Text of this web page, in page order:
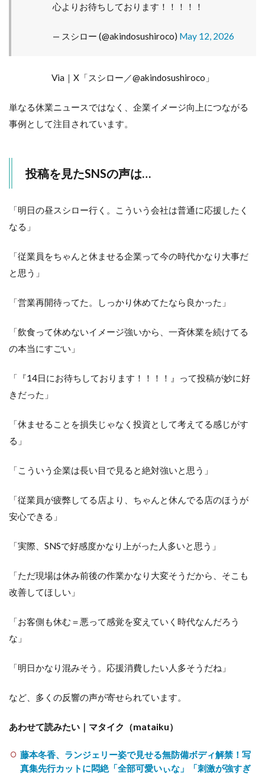
心よりお待ちしております！！！！！
— スシロー (@akindosushiroco) May 12, 2026
Via｜X「スシロー／@akindosushiroco」
単なる休業ニュースではなく、企業イメージ向上につながる
事例として注目されています。
投稿を見たSNSの声は…
「明日の昼スシロー行く。こういう会社は普通に応援したく
なる」
「従業員をちゃんと休ませる企業って今の時代かなり大事だ
と思う」
「営業再開待ってた。しっかり休めてたなら良かった」
「飲食って休めないイメージ強いから、一斉休業を続けてる
の本当にすごい」
「『14日にお待ちしております！！！！』って投稿が妙に好
きだった」
「休ませることを損失じゃなく投資として考えてる感じがす
る」
「こういう企業は長い目で見ると絶対強いと思う」
「従業員が疲弊してる店より、ちゃんと休んでる店のほうが
安心できる」
「実際、SNSで好感度かなり上がった人多いと思う」
「ただ現場は休み前後の作業かなり大変そうだから、そこも
改善してほしい」
「お客側も休む＝悪って感覚を変えていく時代なんだろう
な」
「明日かなり混みそう。応援消費したい人多そうだね」
など、多くの反響の声が寄せられています。
あわせて読みたい｜マタイク（mataiku）
藤本冬香、ランジェリー姿で見せる無防備ボディ解禁！写
真集先行カットに悶絶「全部可愛いぃな」「刺激が強すぎ